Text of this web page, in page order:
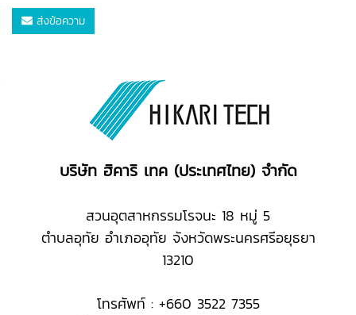
ส่งข้อความ
บริษัท ฮิคาริ เทค (ประเทศไทย) จำกัด
สวนอุตสาหกรรมโรจนะ 18 หมู่ 5
ตำบลอุทัย อำเภออุทัย จังหวัดพระนครศรีอยุธยา
13210
โทรศัพท์ : +660 3522 7355